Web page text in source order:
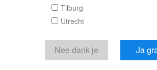
Door een bericht te sturen kom je in
aanbieder of makelaar van de woning.
Tilburg
Utrecht
Nee dank je Ja